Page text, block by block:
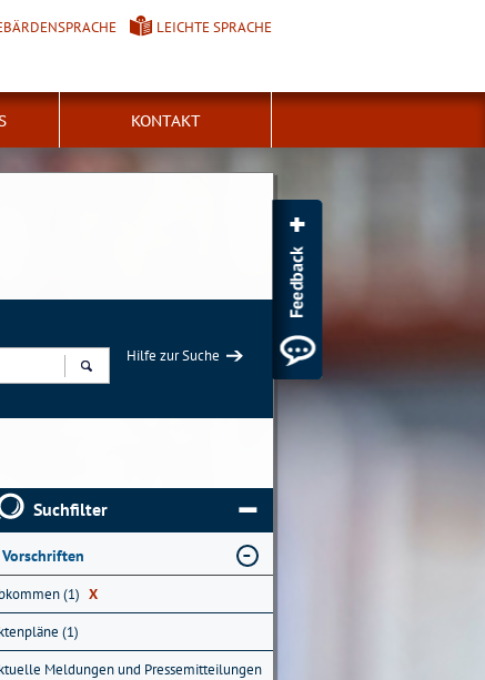
LEICHTE SPRACHE
KONTAKT
Hilfe zur Suche
Suchfilter
Vorschriften
(1) X
(1)
Meldungen und Pressemitteilungen